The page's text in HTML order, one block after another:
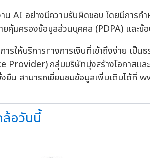
AI อย่างมีความรับผิดชอบ โดยมีการกำ
มครองข้อมูลส่วนบุคคล (PDPA) และข้
ห้บริการทางการเงินที่เข้าถึงง่าย เป็นธ
กลุ่มบริษัทมุ่งสร้างโอกาสและ
ยืน สามารถเยี่ยมชมข้อมูลเพิ่มเติมได้ที่
อวันนี้